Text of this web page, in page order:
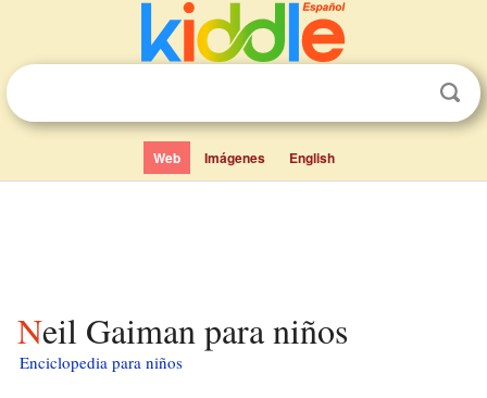
Web Imágenes English
Neil Gaiman para niños
Enciclopedia para niños